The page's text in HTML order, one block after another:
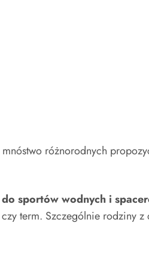
różnorodnych
sportów wodnych i
term. Szczególnie rodziny